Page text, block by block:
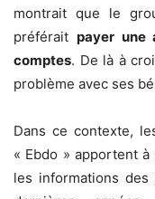
montrait que le
préférait payer une
comptes. De là à
problème avec ses
Dans ce contexte,
« Ebdo » apportent à
les informations des